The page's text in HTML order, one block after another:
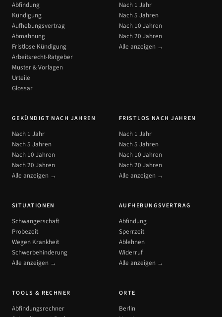
Abfindung
Kündigung
Aufhebungsvertrag
Abmahnung
Fristlose Kündigung
Arbeitsrecht-Ratgeber
Muster & Vorlagen
Urteile
Glossar
Nach 1 Jahr
Nach 5 Jahren
Nach 10 Jahren
Nach 20 Jahren
Alle anzeigen →
GEKÜNDIGT NACH JAHREN
Nach 1 Jahr
Nach 5 Jahren
Nach 10 Jahren
Nach 20 Jahren
Alle anzeigen →
FRISTLOS NACH JAHREN
Nach 1 Jahr
Nach 5 Jahren
Nach 10 Jahren
Nach 20 Jahren
Alle anzeigen →
SITUATIONEN
Schwangerschaft
Probezeit
Wegen Krankheit
Schwerbehinderung
Alle anzeigen →
AUFHEBUNGSVERTRAG
Abfindung
Sperrzeit
Ablehnen
Widerruf
Alle anzeigen →
TOOLS & RECHNER
Abfindungsrechner
ORTE
Berlin